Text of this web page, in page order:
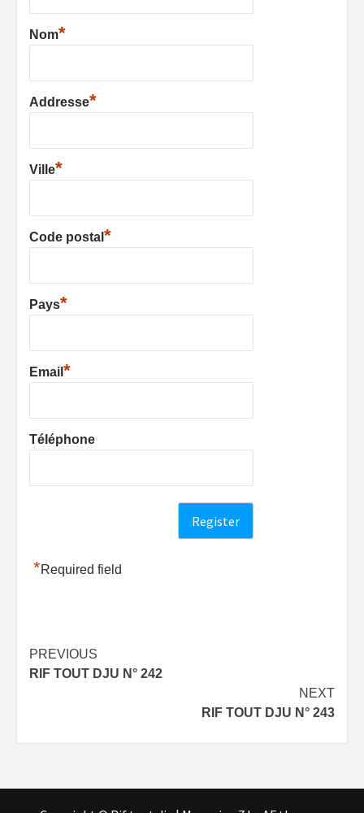
Nom*
Addresse*
Ville*
Code postal *
Pays*
Email *
Téléphone
*Required field
Post
navigation
PREVIOUS
RIF TOUT DJU N° 242
NEXT
RIF TOUT DJU N° 243